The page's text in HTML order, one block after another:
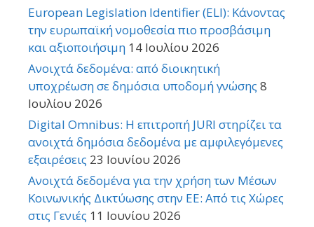
European Legislation Identifier (ELI): Κάνοντας
την ευρωπαϊκή νομοθεσία πιο προσβάσιμη
και αξιοποιήσιμη 14 Ιουλίου 2026
Ανοιχτά δεδομένα: από διοικητική
υποχρέωση σε δημόσια υποδομή γνώσης 8
Ιουλίου 2026
Digital Omnibus: Η επιτροπή JURI στηρίζει τα
ανοιχτά δημόσια δεδομένα με αμφιλεγόμενες
εξαιρέσεις 23 Ιουνίου 2026
Ανοιχτά δεδομένα για την χρήση των Μέσων
Κοινωνικής Δικτύωσης στην ΕΕ: Από τις Χώρες
στις Γενιές 11 Ιουνίου 2026